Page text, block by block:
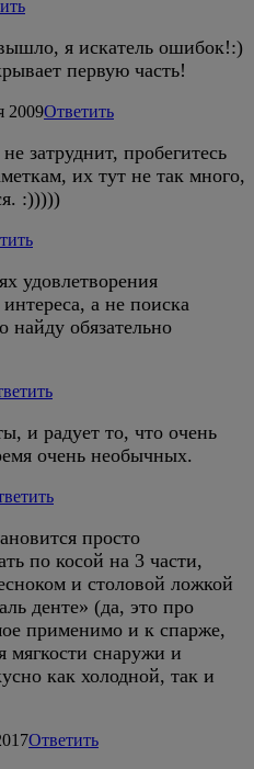
я искатель ошибок!:)
первую часть!
2009Ответить
пробегитесь
их тут не так много,
:)))))
удовлетворения
а не поиска
обязательно
и радует то, что очень
очень необычных.
просто
по косой на 3 части,
и столовой ложкой
денте» (да, это про
применимо и к спарже,
мягкости снаружи и
как холодной, так и
Ответить